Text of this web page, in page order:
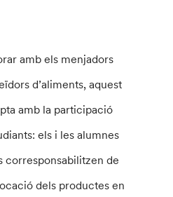
amb els menjadors
d’aliments, aquest
amb la participació
els i les alumnes
corresponsabilitzen de
dels productes en